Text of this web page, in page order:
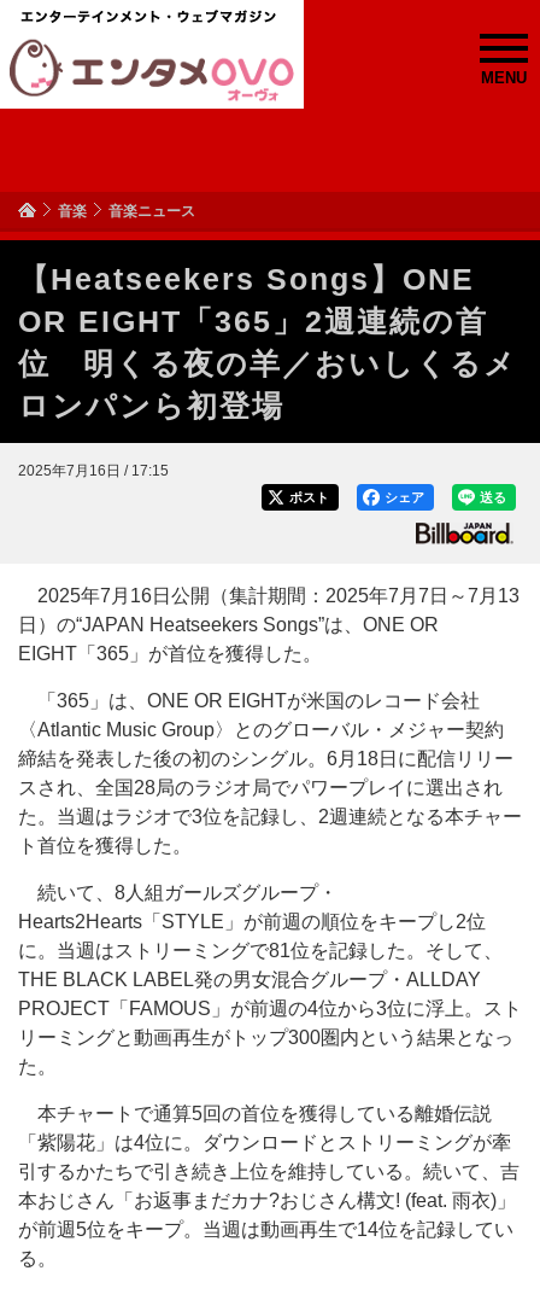
MENU
音楽 音楽ニュース
【Heatseekers Songs】ONE
OR EIGHT「365」2週連続の首
位 明くる夜の羊／おいしくるメ
ロンパンら初登場
2025年7月16日 / 17:15
送る
シェア
ポスト
2025年7月16日公開（集計期間：2025年7月7日～7月13
日）の“JAPAN Heatseekers Songs”は、ONE OR
EIGHT「365」が首位を獲得した。
「365」は、ONE OR EIGHTが米国のレコード会社
〈Atlantic Music Group〉とのグローバル・メジャー契約
締結を発表した後の初のシングル。6月18日に配信リリー
スされ、全国28局のラジオ局でパワープレイに選出され
た。当週はラジオで3位を記録し、2週連続となる本チャー
ト首位を獲得した。
続いて、8人組ガールズグループ・
Hearts2Hearts「STYLE」が前週の順位をキープし2位
に。当週はストリーミングで81位を記録した。そして、
THE BLACK LABEL発の男女混合グループ・ALLDAY
PROJECT「FAMOUS」が前週の4位から3位に浮上。スト
リーミングと動画再生がトップ300圏内という結果となっ
た。
本チャートで通算5回の首位を獲得している離婚伝説
「紫陽花」は4位に。ダウンロードとストリーミングが牽
引するかたちで引き続き上位を維持している。続いて、吉
本おじさん「お返事まだカナ?おじさん構文! (feat. 雨衣)」
が前週5位をキープ。当週は動画再生で14位を記録してい
る。